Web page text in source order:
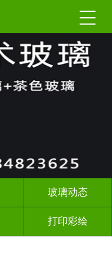
玻璃动态
打印彩绘